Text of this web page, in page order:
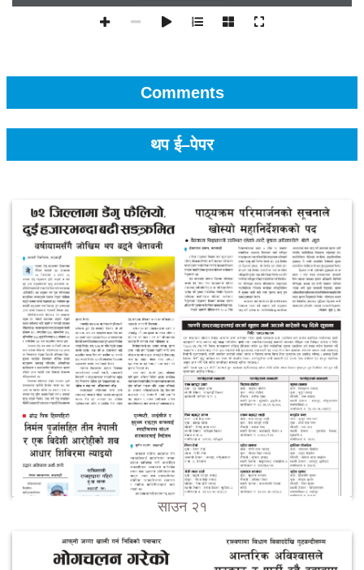
Comments
थप ई–पेपर
साउन २१